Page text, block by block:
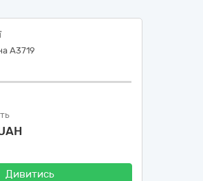
А3719
Дивитись